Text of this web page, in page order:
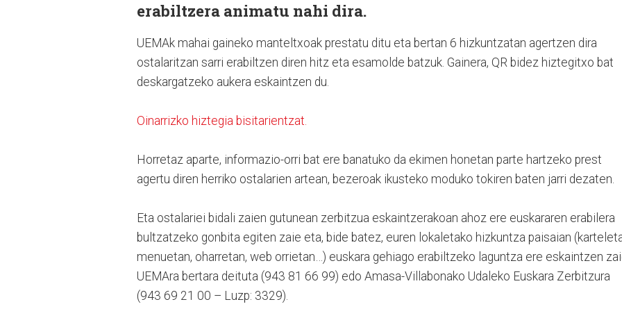
erabiltzera animatu nahi dira.
UEMAk mahai gaineko manteltxoak prestatu ditu eta bertan 6 hizkuntzatan agertzen dira
ostalaritzan sarri erabiltzen diren hitz eta esamolde batzuk. Gainera, QR bidez hiztegitxo bat
deskargatzeko aukera eskaintzen du.
Oinarrizko hiztegia bisitarientzat.
Horretaz aparte, informazio-orri bat ere banatuko da ekimen honetan parte hartzeko prest
agertu diren herriko ostalarien artean, bezeroak ikusteko moduko tokiren baten jarri dezaten.
Eta ostalariei bidali zaien gutunean zerbitzua eskaintzerakoan ahoz ere euskararen erabilera
bultzatzeko gonbita egiten zaie eta, bide batez, euren lokaletako hizkuntza paisaian
menuetan, oharretan, web orrietan…) euskara gehiago erabiltzeko laguntza ere eskaintzen
UEMAra bertara deituta (943 81 66 99) edo Amasa-Villabonako Udaleko Euskara Zerbitzura
(943 69 21 00 – Luzp: 3329).